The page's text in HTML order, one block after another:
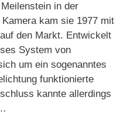
in der
kam sie 1977 mit
den Markt. Entwickelt
System von
um ein sogenanntes
funktionierte
kannte allerdings